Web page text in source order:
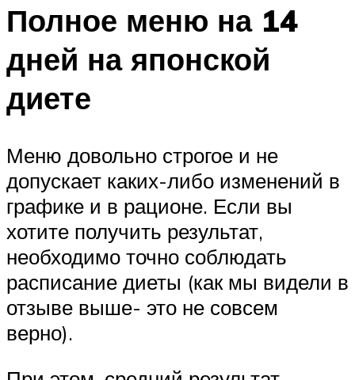
Полное меню на 14
дней на японской
диете
Меню довольно строгое и не
допускает каких-либо изменений в
графике и в рационе. Если вы
хотите получить результат,
необходимо точно соблюдать
расписание диеты (как мы видели в
отзыве выше- это не совсем
верно).